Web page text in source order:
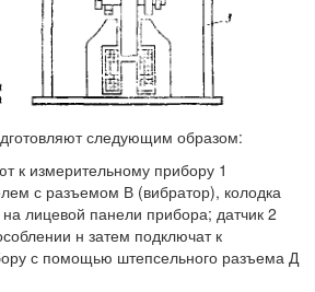
следующим образом:
к измерительному прибору 1
с разъемом В (вибратор), колодка
на лицевой панели прибора; датчик 2
н затем подключат к
с помощью штепсельного разъема Д